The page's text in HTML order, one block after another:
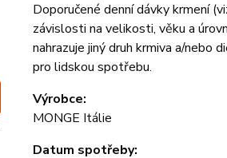
Doporučené denní dávky krmení
závislosti na velikosti, věku a
nahrazuje jiný druh krmiva a/nebo
pro lidskou spotřebu.
Výrobce:
MONGE Itálie
Datum spotřeby: